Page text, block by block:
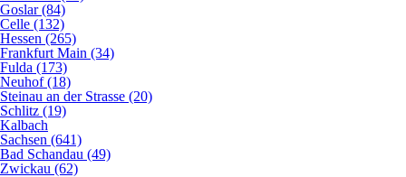
Goslar (84)
Celle (132)
Hessen (265)
Frankfurt Main (34)
Fulda (173)
Neuhof (18)
Steinau an der Strasse (20)
Schlitz (19)
Kalbach
Sachsen (641)
Bad Schandau (49)
Zwickau (62)